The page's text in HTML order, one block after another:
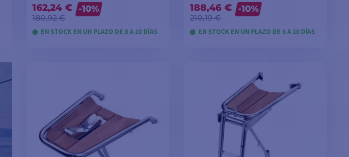
162,24 €
180,92 €
-10%
EN STOCK EN UN PLAZO DE 8 A 10 DÍAS
188,46 €
210,19 €
-10%
EN STOCK EN UN PLAZO DE 8 A 10 DÍAS